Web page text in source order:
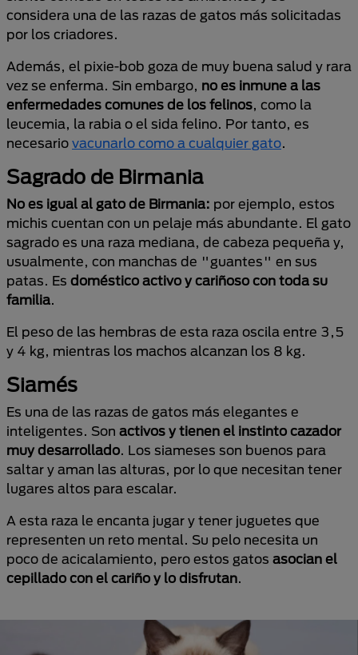
considera una de las razas de gatos más solicitadas
por los criadores.
Además, el pixie-bob goza de muy buena salud y rara
vez se enferma. Sin embargo, no es inmune a las
enfermedades comunes de los felinos, como la
leucemia, la rabia o el sida felino. Por tanto, es
necesario vacunarlo como a cualquier gato.
Sagrado de Birmania
No es igual al gato de Birmania: por ejemplo, estos
michis cuentan con un pelaje más abundante. El gato
sagrado es una raza mediana, de cabeza pequeña y,
usualmente, con manchas de "guantes" en sus
patas. Es doméstico activo y cariñoso con toda su
familia.
El peso de las hembras de esta raza oscila entre 3,5
y 4 kg, mientras los machos alcanzan los 8 kg.
Siamés
Es una de las razas de gatos más elegantes e
inteligentes. Son activos y tienen el instinto cazador
muy desarrollado. Los siameses son buenos para
saltar y aman las alturas, por lo que necesitan tener
lugares altos para escalar.
A esta raza le encanta jugar y tener juguetes que
representen un reto mental. Su pelo necesita un
poco de acicalamiento, pero estos gatos asocian el
cepillado con el cariño y lo disfrutan.